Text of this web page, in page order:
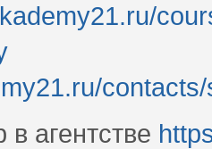
в агентстве